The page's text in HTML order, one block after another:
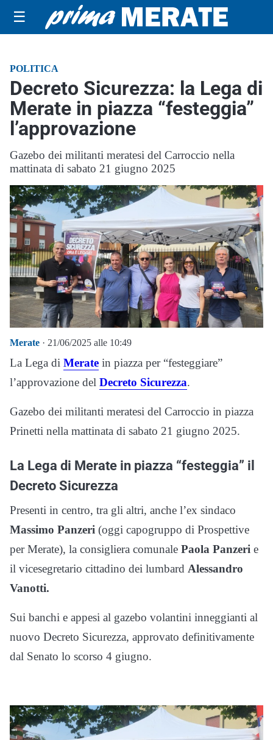
☰
POLITICA
Decreto Sicurezza: la Lega di
Merate in piazza “festeggia”
l’approvazione
Gazebo dei militanti meratesi del Carroccio nella
mattinata di sabato 21 giugno 2025
Merate · 21/06/2025 alle 10:49
La Lega di Merate in piazza per “festeggiare”
l’approvazione del Decreto Sicurezza.
Gazebo dei militanti meratesi del Carroccio in piazza
Prinetti nella mattinata di sabato 21 giugno 2025.
La Lega di Merate in piazza “festeggia” il
Decreto Sicurezza
Presenti in centro, tra gli altri, anche l’ex sindaco
Massimo Panzeri (oggi capogruppo di Prospettive
per Merate), la consigliera comunale Paola Panzeri e
il vicesegretario cittadino dei lumbard Alessandro
Vanotti.
Sui banchi e appesi al gazebo volantini inneggianti al
nuovo Decreto Sicurezza, approvato definitivamente
dal Senato lo scorso 4 giugno.